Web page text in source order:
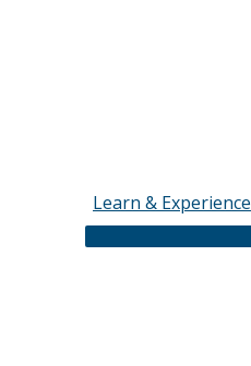
Learn & Experience